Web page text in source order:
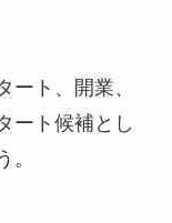
ート、開業、
ート候補とし
。